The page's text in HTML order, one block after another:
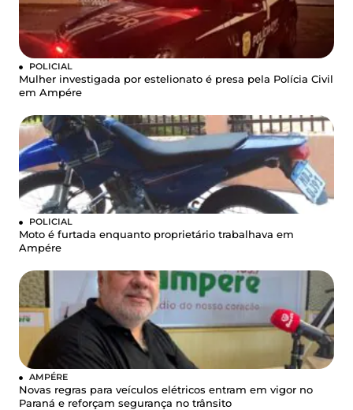
POLICIAL
Mulher investigada por estelionato é presa pela Polícia Civil
em Ampére
POLICIAL
Moto é furtada enquanto proprietário trabalhava em
Ampére
AMPÉRE
Novas regras para veículos elétricos entram em vigor no
Paraná e reforçam segurança no trânsito